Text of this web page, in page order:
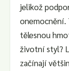
jelikož
onemocnění.
tělesnou
životní styl?
začínají